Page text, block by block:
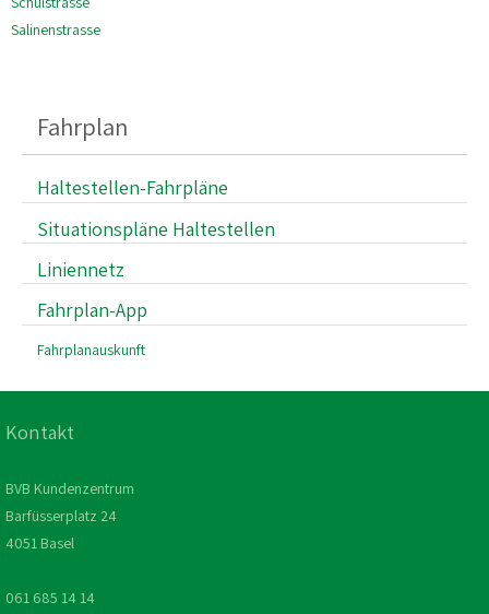
Salinenstrasse
Fahrplan
Haltestellen-Fahrpläne
Situationspläne Haltestellen
Liniennetz
Fahrplan-App
Fahrplanauskunft
Kontakt
BVB Kundenzentrum
Barfüsserplatz 24
4051 Basel
061 685 14 14